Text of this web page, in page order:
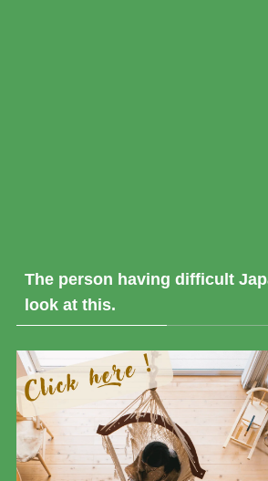
The person having difficult
look at this.